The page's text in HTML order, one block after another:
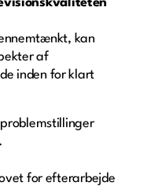
kan
af
inden for klart
for efterarbejde